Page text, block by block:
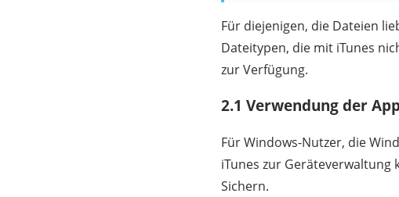
Für diejenigen, die Dateien
Dateitypen, die mit iTunes
zur Verfügung.
2.1 Verwendung der
Für Windows-Nutzer, die
iTunes zur
Sichern.